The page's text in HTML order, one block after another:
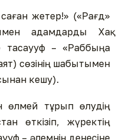
жетер!» («Рағд»
адамдарды Хақ
– «Раббыңа
сөзінің шабытымен
кешу).
өлмей тұрып өлудің
өткізіп, жүректің